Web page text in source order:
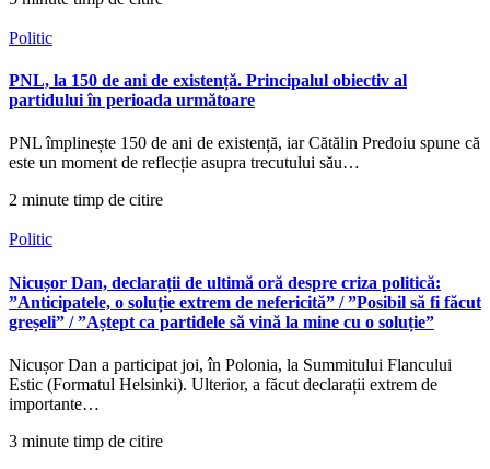
Politic
PNL, la 150 de ani de existență. Principalul obiectiv al
partidului în perioada următoare
PNL împlinește 150 de ani de existență, iar Cătălin Predoiu spune că
este un moment de reflecție asupra trecutului său…
2 minute timp de citire
Politic
Nicușor Dan, declarații de ultimă oră despre criza politică:
”Anticipatele, o soluție extrem de nefericită” / ”Posibil să fi făcut
greșeli” / ”Aștept ca partidele să vină la mine cu o soluție”
Nicușor Dan a participat joi, în Polonia, la Summitului Flancului
Estic (Formatul Helsinki). Ulterior, a făcut declarații extrem de
importante…
3 minute timp de citire